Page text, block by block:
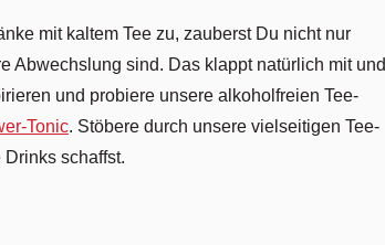
mit kaltem Tee zu, zauberst Du nicht nur
Abwechslung sind. Das klappt natürlich mit und
und probiere unsere alkoholfreien Tee-
Tonic. Stöbere durch unsere vielseitigen Tee-
schaffst.